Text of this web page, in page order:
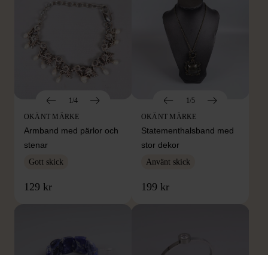
1/4
OKÄNT MÄRKE
Armband med pärlor och
stenar
Gott skick
129 kr
1/5
OKÄNT MÄRKE
Statementhalsband med
stor dekor
Använt skick
199 kr